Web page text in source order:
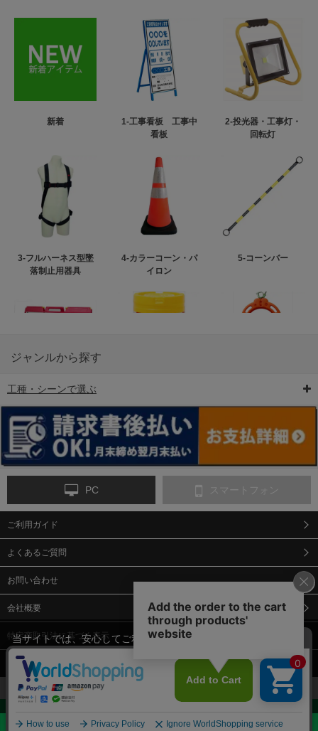
お見積・ご購入へ
新着
1-工事看板 工事中
看板
2-投光器・工事灯・
回転灯
3-フルハーネス型墜
落制止用器具
4-カラーコーン・パ
イロン
5-コーンバー
6-矢印板/LED矢印板
ンス
9-点字マット・タイ
12-安全ベスト
13-誘導灯・誘導棒・
合図灯・手旗
14-ライフジャケット
ジャンルから探す
工種・シーンで選ぶ
PC スマートフォン
ご利用ガイド
よくあるご質問
お問い合わせ
会社概要
特定商取引法に基づく表示
個人情報保護方針
Copyright© 2018 Sendaimeiban All Rights Reserved.
当サイトでは、安心してご利用いただくため（なりすまし防止
等）、またサイトの利便性向上のため、クッキー(Cookie)を使用
しています。 サイトのクッキー(Cookie)の使用に関しては、「プ
ライバシーポリシー」をお読みください。